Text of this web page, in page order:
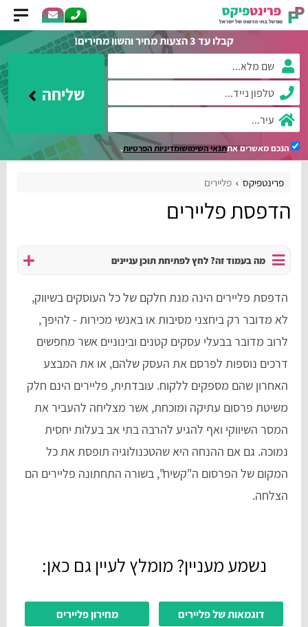
קבלו עד 3 הצעות מחיר והשוו מחירים!
שליחה
הנכם מאשרים אתתנאי השימושומדיניות הפרטיות.
פרינטפיקס פליירים
הדפסת פליירים
מה בעמוד זה? לחץ לפתיחת תוכן עניינים
הדפסת פליירים הינה מנת חלקם של כל העוסקים בשיווק,
לא מדובר רק ביחצני מסיבות או באנשי מכירות - להיפך,
לרוב מדובר בבעלי עסקים קטנים ובינוניים אשר מחפשים
דרכים נוספות לפרסם את העסק שלהם, או את המבצע
האחרון שהם מספקים ללקוח. עובדתית, פליירים הינם חלק
משיטת פרסום עתיקה ומוכחת, אשר מצליחה להעביר את
המסר השיווקי ואף להגיע להרבה בתי אב בעלות יחסית
נמוכה. גם אם ההנחה היא שהטכנולוגיה תופסת את כל
המקום של הפרסום ה"קשיח", בשורה התחתונה פליירים הם
הצלחה.
נשמע מעניין? מומלץ לעיין גם כאן:
דוגמאות של פליירים מחירון פליירים